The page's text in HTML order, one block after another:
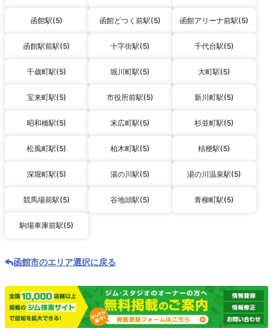
函館駅(5) 函館どつく前駅(5) 函館アリーナ前駅(5)
函館駅前駅(5) 十字街駅(5) 千代台駅(5)
千歳町駅(5) 堀川町駅(5) 大町駅(5)
宝来町駅(5) 市役所前駅(5) 新川町駅(5)
昭和橋駅(5) 末広町駅(5) 杉並町駅(5)
松風町駅(5) 柏木町駅(5) 桔梗駅(5)
深堀町駅(5) 湯の川駅(5) 湯の川温泉駅(5)
競馬場前駅(5) 谷地頭駅(5) 青柳町駅(5)
駒場車庫前駅(5)
函館市のエリア選択に戻る